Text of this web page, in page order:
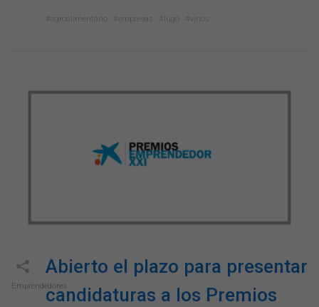
agroalimentario empresas lugo vinos
Emprendedores
Abierto el plazo para presentar
candidaturas a los Premios